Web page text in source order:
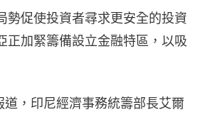
勢促使投資者尋求更安全的投資
正加緊籌備設立金融特區，以吸
道，印尼經濟事務統籌部長艾爾